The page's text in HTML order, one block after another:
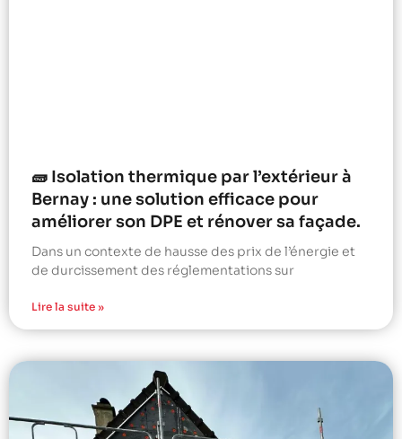
🧱 Isolation thermique par l’extérieur à
Bernay : une solution efficace pour
améliorer son DPE et rénover sa façade.
Dans un contexte de hausse des prix de l’énergie et
de durcissement des réglementations sur
Lire la suite »